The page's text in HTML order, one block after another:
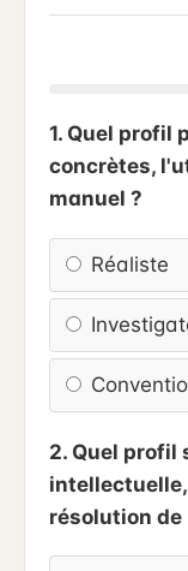
1. Quel profil
concrètes,
manuel ?
Réaliste
2. Quel profil
résolution de